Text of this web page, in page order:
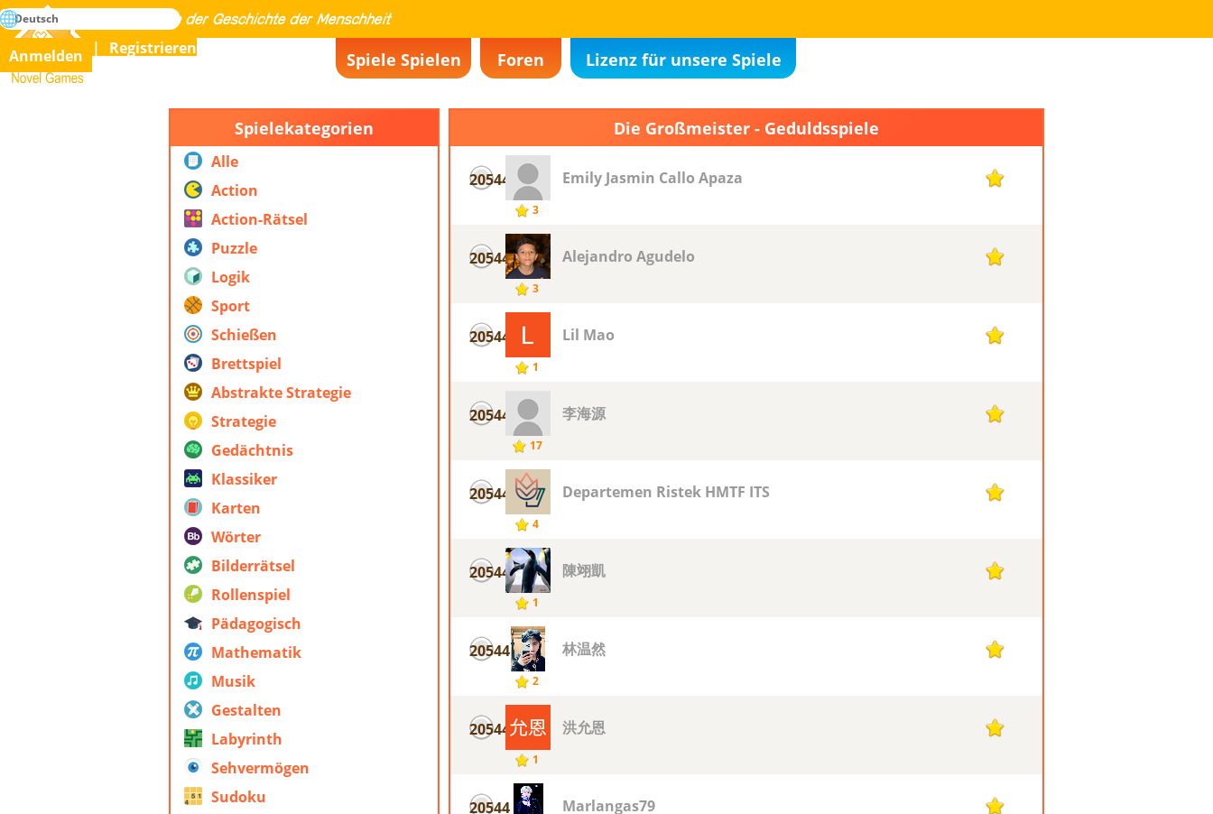
Novel Games
Meistern Sie alle Spiele der Geschichte der Menschheit
suche
Spiele Spielen Foren Lizenz für unsere Spiele
Anmelden Registrieren
Deutsch
Spielekategorien
Alle
Action
Action-Rätsel
Puzzle
Logik
Sport
Schießen
Brettspiel
Abstrakte Strategie
Strategie
Gedächtnis
Klassiker
Karten
Wörter
Bilderrätsel
Rollenspiel
Pädagogisch
Mathematik
Musik
Gestalten
Labyrinth
Sehvermögen
Sudoku
Die Großmeister - Geduldsspiele
20544
3
Emily Jasmin Callo Apaza 1
20544
3
Alejandro Agudelo 1
20544
1
Lil Mao 1
20544
17
李海源 1
20544
4
Departemen Ristek HMTF ITS 1
20544
1
陳翊凱 1
20544
2
林温然 1
20544
1
洪允恩 1
20544 Marlangas79 1